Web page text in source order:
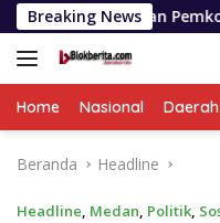
Langsung
ke
konten
Breaking News
Pemko Medan
Home Nasional Daerah
Beranda Headline
Headline, Medan, Politik,